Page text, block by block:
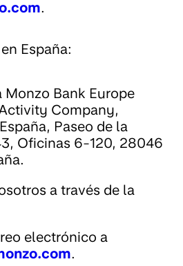
.
España:
Monzo Bank Europe
Company,
Paseo de la
Oficinas 6-120, 28046
a través de la
electrónico a
.